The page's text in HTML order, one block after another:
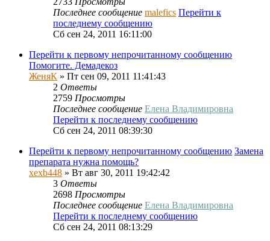
Последнее сообщение malefics Перейти к
последнему сообщению
Сб сен 24, 2011 16:11:00
Перейти к первому непрочитанному сообщению
Помогите. Демадекоз
ЖеняК » Пт сен 09, 2011 11:41:43
2 Ответы
2759 Просмотры
Последнее сообщение Елена Владимировна
Перейти к последнему сообщению
Сб сен 24, 2011 08:39:30
Перейти к первому непрочитанному сообщению Замена
препарата нужна помощь?
xexb448 » Вт авг 30, 2011 19:42:42
3 Ответы
2698 Просмотры
Последнее сообщение Елена Владимировна
Перейти к последнему сообщению
Сб сен 24, 2011 08:13:29